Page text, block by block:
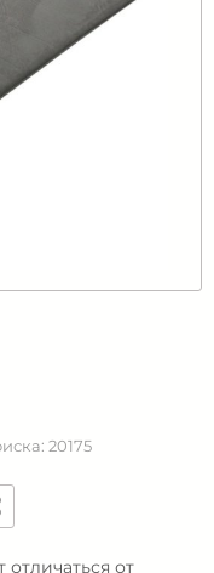
20175
от